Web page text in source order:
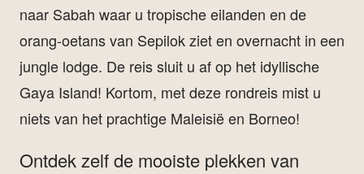
naar Sabah waar u tropische eilanden en de
orang-oetans van Sepilok ziet en overnacht in een
jungle lodge. De reis sluit u af op het idyllische
Gaya Island! Kortom, met deze rondreis mist u
niets van het prachtige Maleisië en Borneo!
Ontdek zelf de mooiste plekken van